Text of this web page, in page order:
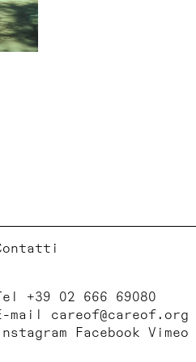
Tel +39 02 666 69080
mail careof@careof.org
Instagram
Facebook Vimeo